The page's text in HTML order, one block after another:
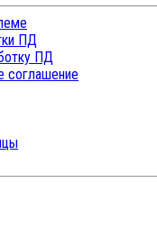
ПД
ПД
соглашение